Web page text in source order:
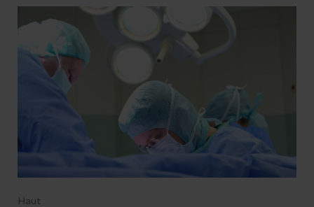
Abschicken
Abbrechen
wie ein solcher Eingriff abläuft.
Haut